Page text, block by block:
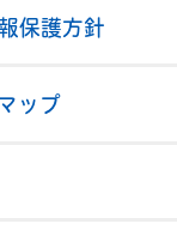
保護方針
ップ